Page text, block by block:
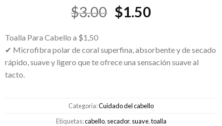
$3.00 El
era:
$3.00.
$1.50El
es:
$1.50.
Toalla Para Cabello a $1,50
✔ Microfibra polar de coral superfina, absorbente y de secado
rápido, suave y ligero que te ofrece una sensación suave al
tacto.
Categoría:Cuidado del cabello
Etiquetas:cabello, secador, suave,toalla